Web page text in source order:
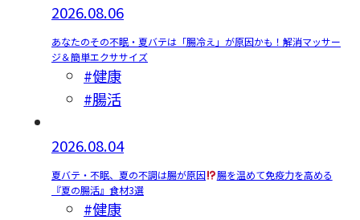
2026.08.06
あなたのその不眠・夏バテは「腸冷え」が原因かも！解消マッサー
ジ＆簡単エクササイズ
#健康
#腸活
2026.08.04
夏バテ・不眠、夏の不調は腸が原因
腸を温めて免疫力を高める
『夏の腸活』食材3選
#健康